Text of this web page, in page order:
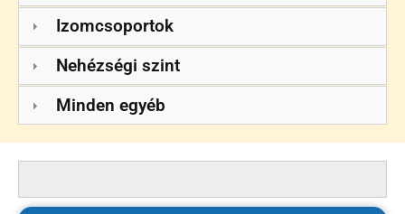
Izomcsoportok
Nehézségi szint
Minden egyéb